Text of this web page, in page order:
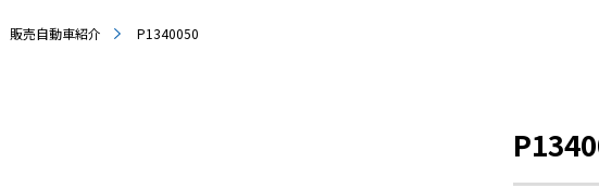
販売自動車紹介 P1340050